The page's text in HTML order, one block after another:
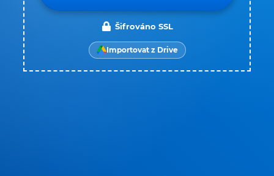
Šifrováno SSL
Importovat z Drive